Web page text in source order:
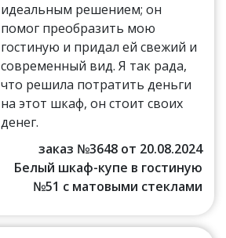
идеальным решением; он
помог преобразить мою
гостиную и придал ей свежий и
современный вид. Я так рада,
что решила потратить деньги
на этот шкаф, он стоит своих
денег.
заказ №3648 от 20.08.2024
Белый шкаф-купе в гостиную
№51 с матовыми стеклами